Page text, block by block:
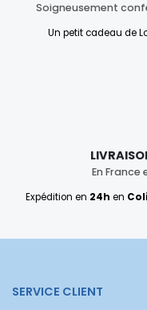
Soigneusement
Un petit cadeau de
En
Expédition en 24h en
SERVICE CLIENT